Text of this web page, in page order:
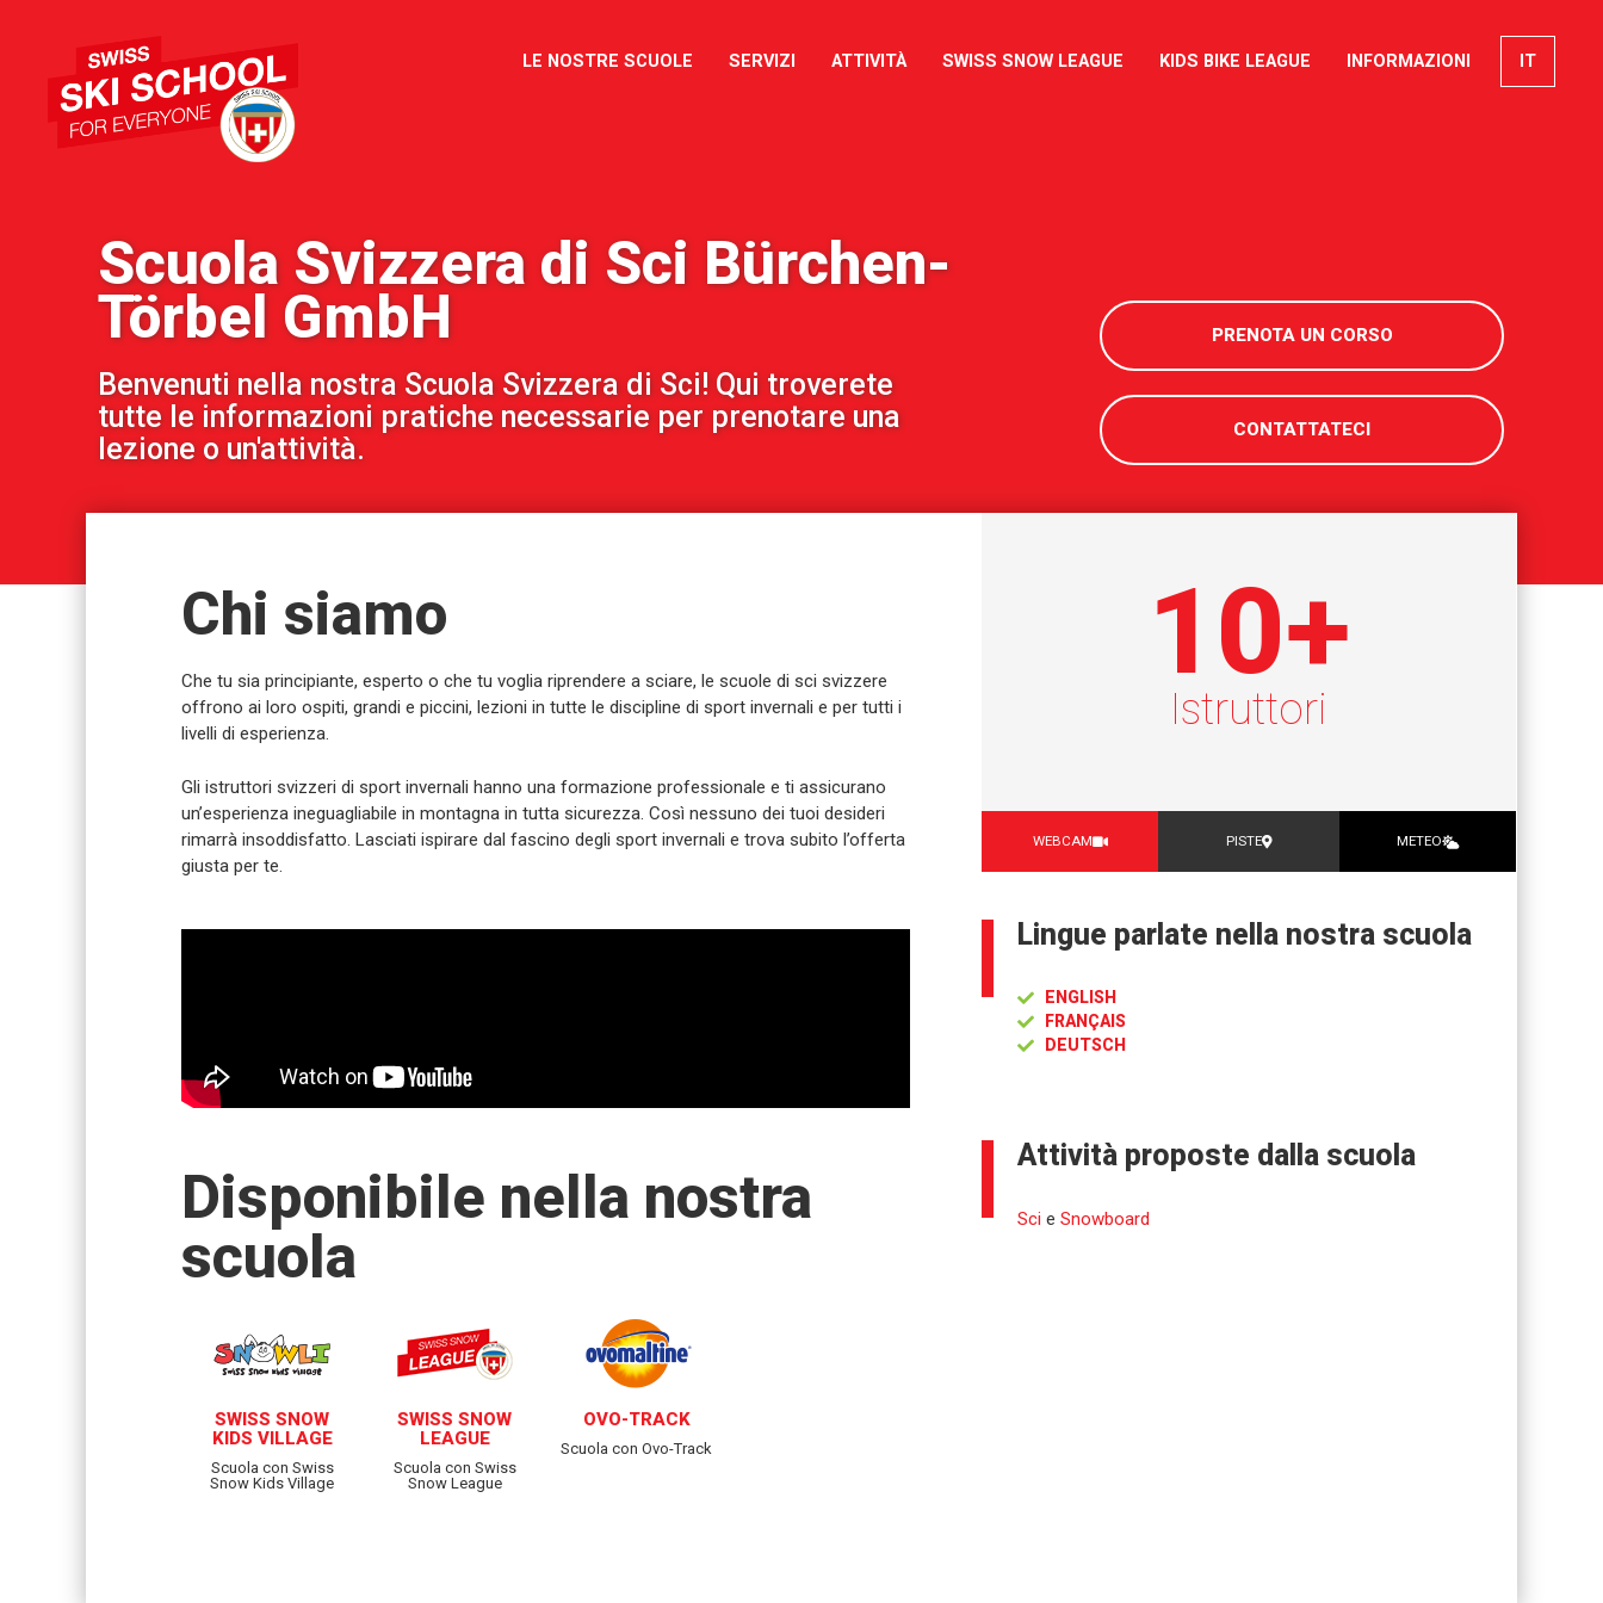
LE NOSTRE SCUOLE SERVIZI ATTIVITÀ SWISS SNOW LEAGUE KIDS BIKE LEAGUE INFORMAZIONI IT
Scuola Svizzera di Sci Bürchen-
Törbel GmbH
Benvenuti nella nostra Scuola Svizzera di Sci! Qui troverete
tutte le informazioni pratiche necessarie per prenotare una
lezione o un'attività.
PRENOTA UN CORSO
CONTATTATECI
Chi siamo
Che tu sia principiante, esperto o che tu voglia riprendere a sciare, le scuole di sci svizzere
offrono ai loro ospiti, grandi e piccini, lezioni in tutte le discipline di sport invernali e per tutti i
livelli di esperienza.
Gli istruttori svizzeri di sport invernali hanno una formazione professionale e ti assicurano
un’esperienza ineguagliabile in montagna in tutta sicurezza. Così nessuno dei tuoi desideri
rimarrà insoddisfatto. Lasciati ispirare dal fascino degli sport invernali e trova subito l’offerta
giusta per te.
Disponibile nella nostra
scuola
SWISS SNOW
KIDS VILLAGE
Scuola con Swiss
Snow Kids Village
SWISS SNOW
LEAGUE
Scuola con Swiss
Snow League
OVO-TRACK
Scuola con Ovo-Track
Istruttori
10+
WEBCAM PISTE METEO
Lingue parlate nella nostra scuola
ENGLISH
FRANÇAIS
DEUTSCH
Attività proposte dalla scuola
Sci eSnowboard